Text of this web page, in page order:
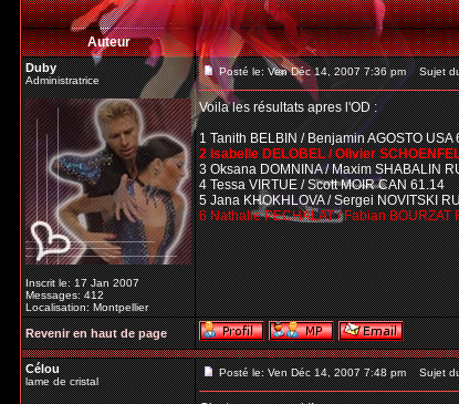
Auteur
Duby
Administratrice
Inscrit le: 17 Jan 2007
Messages: 412
Localisation: Montpellier
Posté le: Ven Déc 14, 2007 7:36 pm Sujet du
Voila les résultats apres l'OD :
1 Tanith BELBIN / Benjamin AGOSTO USA
2 Isabelle DELOBEL / Olivier
3 Oksana DOMNINA / Maxim SHABALIN
4 Tessa VIRTUE / Scott MOIR CAN 61.14
5 Jana KHOKHLOVA / Sergei NOVITSKI
6 Nathalie PECHALAT / Fabian BOURZAT
Revenir en haut de page
Célou
lame de cristal
Posté le: Ven Déc 14, 2007 7:48 pm Sujet du